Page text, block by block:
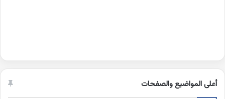
أعلى المواضيع والصفحات